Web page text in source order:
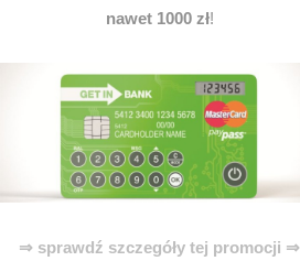
nawet 1000 zł!
⇒ sprawdź szczegóły tej promocji ⇒